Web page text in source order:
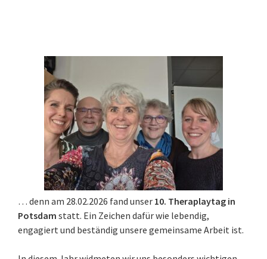
… denn am 28.02.2026 fand unser 10. Theraplaytag in
Potsdam statt. Ein Zeichen dafür wie lebendig,
engagiert und beständig unsere gemeinsame Arbeit ist.